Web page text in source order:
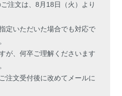
注文は、8月18日（火）より
定いただいた場合でも対応で
が、何卒ご理解くださいます
注文受付後に改めてメールに